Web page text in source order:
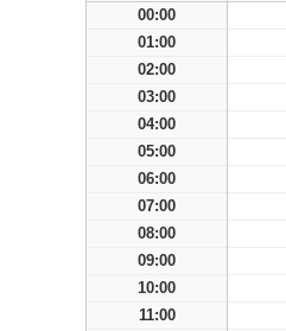
00:00
01:00
02:00
03:00
04:00
05:00
06:00
07:00
08:00
09:00
10:00
11:00